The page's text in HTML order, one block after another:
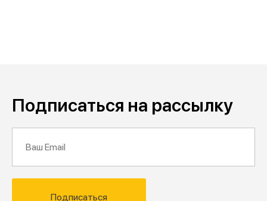
Подписаться на рассылку
Подписаться